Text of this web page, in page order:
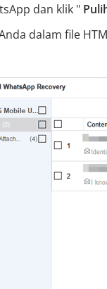
dan klik "
dalam file